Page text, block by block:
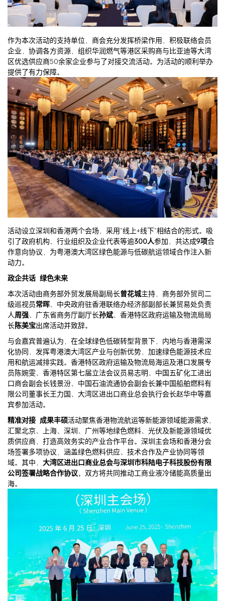
作为本次活动的支持单位，商会充分发挥桥梁作用，积极联络会员
企业，协调各方资源，组织华润燃气等港区采购商与比亚迪等大湾
区优选供应商50余家企业参与了对接交流活动。为活动的顺利举办
提供了有力保障。
活动设立深圳和香港两个会场，采用“线上+线下”相结合的形式。吸
引了政府机构、行业组织及企业代表等逾300人参加，共达成9项合
作意向协议，为粤港澳大湾区绿色能源与低碳航运领域合作注入新
动力。
政企共话 绿色未来
本次活动由商务部外贸发展局副局长曾花城主持，商务部外贸司二
级巡视员常晖、中央政府驻香港联络办经济部副部长兼贸易处负责
人周强、广东省商务厅副厅长孙斌、香港特区政府运输及物流局局
长陈美宝出席活动并致辞。
与会嘉宾普遍认为，在全球绿色低碳转型背景下，内地与香港需深
化协同，发挥粤港澳大湾区产业与创新优势，加速绿色能源技术应
用和航运减排实践。香港特区政府运输及物流局海运及港口发展专
员陈婉雯、香港特区第七届立法会议员易志明、中国五矿化工进出
口商会副会长钱景汾、中国石油流通协会副会长兼中国船舶燃料有
限公司董事长王力国、大湾区进出口商业总会执行会长赵华中等嘉
宾参加活动。
精准对接 成果丰硕活动聚焦香港物流航运等新能源领域能源需求，
汇聚北京、上海、深圳、广州等地绿色燃料、光伏及新能源领域优
质供应商，打造高效务实的产业合作平台。深圳主会场和香港分会
场签署多项协议，涵盖绿色燃料供应、技术合作及产业协同等领
域。其中， 大湾区进出口商业总会与深圳市科陆电子科技股份有限
公司签署战略合作协议， 双方将共同推动工商业液冷储能高质量出
海。